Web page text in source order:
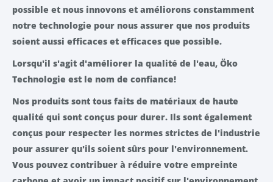
possible et nous innovons et améliorons constamment
notre technologie pour nous assurer que nos produits
soient aussi efficaces et efficaces que possible.
Lorsqu'il s'agit d'améliorer la qualité de l'eau, Öko
Technologie est le nom de confiance!
Nos produits sont tous faits de matériaux de haute
qualité qui sont conçus pour durer. Ils sont également
conçus pour respecter les normes strictes de l'industrie
pour assurer qu'ils soient sûrs pour l'environnement.
Vous pouvez contribuer à réduire votre empreinte